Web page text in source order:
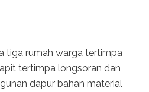
tiga rumah warga tertimpa
tertimpa longsoran dan
dapur bahan material